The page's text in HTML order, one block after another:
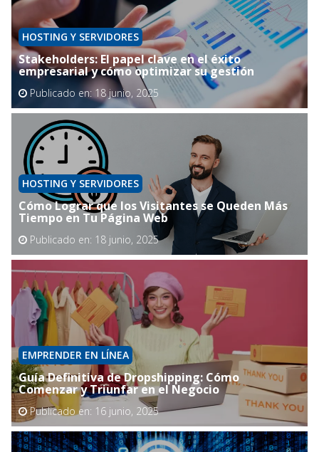
HOSTING Y SERVIDORES
Stakeholders: El papel clave en el éxito
empresarial y cómo optimizar su gestión
Publicado en: 18 junio, 2025
HOSTING Y SERVIDORES
Cómo Lograr que los Visitantes se Queden Más
Tiempo en Tu Página Web
Publicado en: 18 junio, 2025
EMPRENDER EN LÍNEA
Guía Definitiva de Dropshipping: Cómo
Comenzar y Triunfar en el Negocio
Publicado en: 16 junio, 2025